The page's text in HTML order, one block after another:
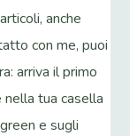
anche
con me, puoi
arriva il primo
tua casella
e sugli